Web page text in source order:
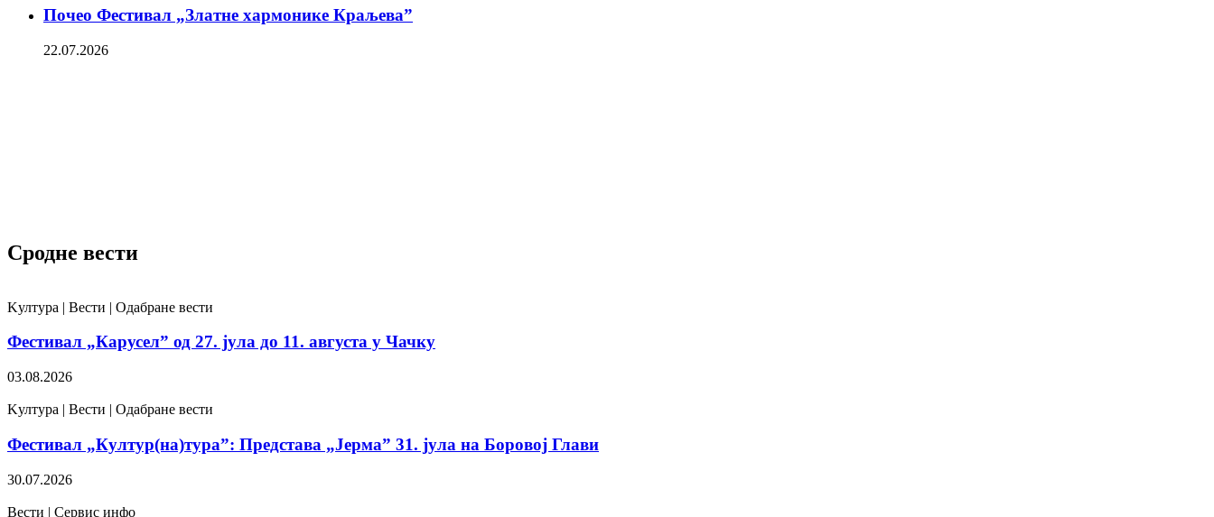
Почео Фестивал „Златне хармонике Краљева”
22.07.2026
Сродне вести
Kултура | Вести | Одабране вести
Фестивал „Карусел” од 27. јула до 11. августа у Чачку
03.08.2026
Kултура | Вести | Одабране вести
Фестивал „Култур(на)тура”: Представа „Јерма” 31. јула на Боровој Глави
30.07.2026
Вести | Сервис инфо